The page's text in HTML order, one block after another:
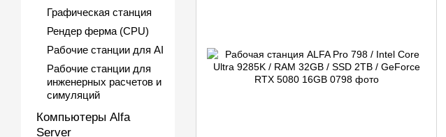
Графическая станция
Рендер ферма (CPU)
Рабочие станции для AI
Рабочие станции для
инженерных расчетов и
симуляций
Компьютеры Alfa
Server